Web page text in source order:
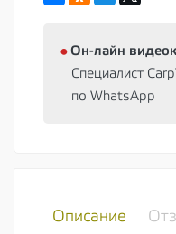
⦁ Oн-лайн
Специалист
по WhatsApp
Описание